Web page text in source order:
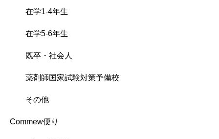
在学1-4年生
在学5-6年生
既卒・社会人
薬剤師国家試験対策予備校
その他
Commew便り